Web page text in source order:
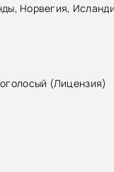
Норвегия,
(Лицензия)